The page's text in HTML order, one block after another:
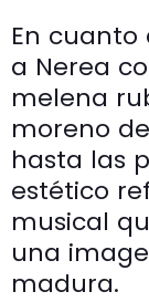
En cuanto
a Nerea
melena
moreno
hasta las
estético
musical
una
madura.